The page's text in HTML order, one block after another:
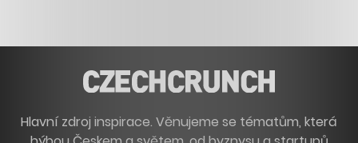
Hlavní zdroj inspirace. Věnujeme se tématům, která